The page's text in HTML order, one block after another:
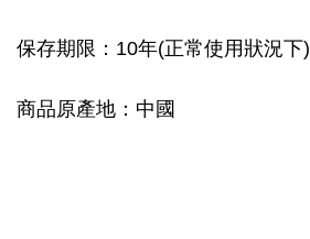
保存期限：10年(正常使用狀況下)
商品原產地：中國